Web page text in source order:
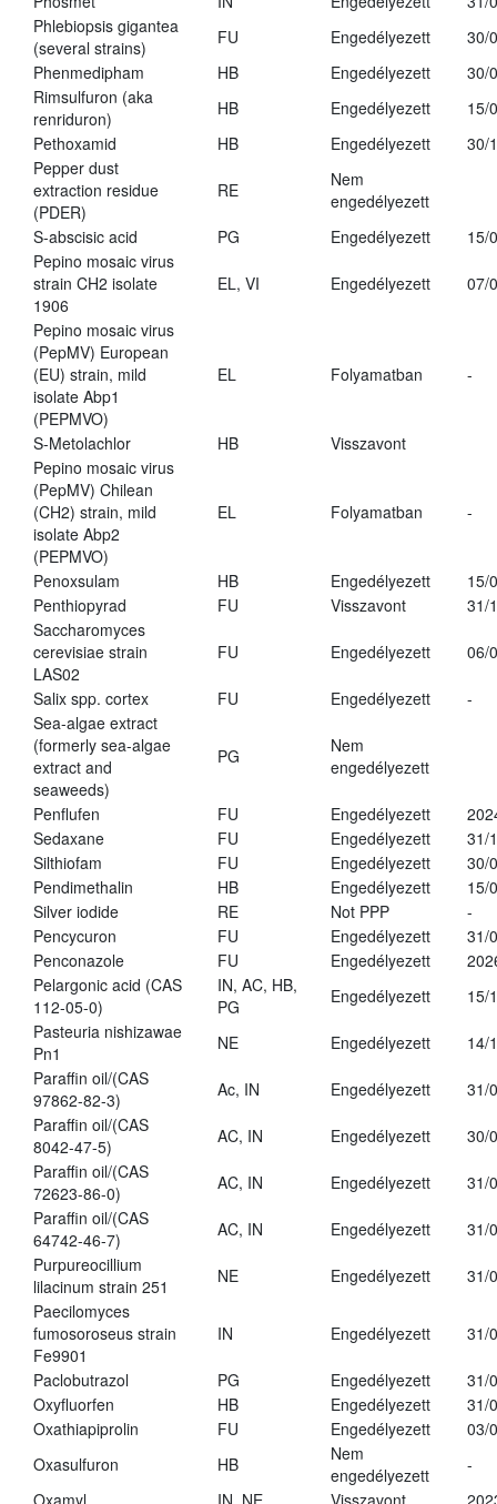
Phlebiopsis gigantea
(several strains)
FU Engedélyezett
30/
Phenmedipham
HB Engedélyezett
30/
Rimsulfuron (aka
renriduron)
HB Engedélyezett
15/
Pethoxamid
HB Engedélyezett
30/
Pepper dust
extraction residue
(PDER)
RE
Nem
engedélyezett
S-abscisic acid
PG Engedélyezett
15/
Pepino mosaic virus
strain CH2 isolate
1906
EL, VI Engedélyezett 07/
Pepino mosaic virus
(PepMV) European
(EU) strain, mild
isolate Abp1
(PEPMVO)
EL Folyamatban -
S-Metolachlor HB
Visszavont
Pepino mosaic virus
(PepMV) Chilean
(CH2) strain, mild
isolate Abp2
(PEPMVO)
EL Folyamatban -
Penoxsulam HB Engedélyezett
15/
Penthiopyrad
FU Visszavont
31/
Saccharomyces
cerevisiae strain
LAS02
FU Engedélyezett 06/
Salix spp. cortex FU Engedélyezett
-
Sea-algae extract
(formerly sea-algae
extract and
seaweeds)
PG
Nem
engedélyezett
Penflufen FU Engedélyezett
Sedaxane
FU Engedélyezett
31/
Silthiofam
FU Engedélyezett
30/
Pendimethalin
HB Engedélyezett
15/
Silver iodide
RE Not PPP
-
Pencycuron
FU Engedélyezett
31/
Penconazole
FU Engedélyezett
Pelargonic acid (CAS
112-05-0)
IN, AC, HB,
PG
Engedélyezett
15/
Pasteuria nishizawae
Pn1
NE Engedélyezett
14/
Paraffin oil/(CAS
97862-82-3)
Ac, IN Engedélyezett
31/
Paraffin oil/(CAS
8042-47-5)
AC, IN Engedélyezett
30/
Paraffin oil/(CAS
72623-86-0)
AC, IN Engedélyezett
31/
Paraffin oil/(CAS
64742-46-7)
AC, IN Engedélyezett
31/
Purpureocillium
lilacinum strain 251
NE Engedélyezett
31/
Paecilomyces
fumosoroseus strain
Fe9901
IN Engedélyezett 31/
Paclobutrazol PG Engedélyezett
31/
Oxyfluorfen
HB Engedélyezett
31/
Oxathiapiprolin
FU Engedélyezett
03/
Oxasulfuron
HB
Nem
engedélyezett
-